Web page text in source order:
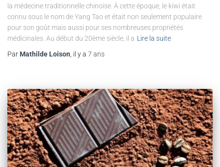
la médecine traditionnelle chinoise. À cette époque, le kiwi était
connu sous le nom de Yang Tao et était non seulement populaire
pour son goût mais aussi pour ses nombreuses propriétés
médicinales. Au début du 20ème siècle, il a Lire la suite
Par Mathilde Loison , il y a 7 ans